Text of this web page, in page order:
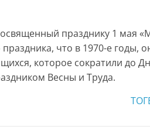
празднику 1 мая
что в 1970-е годы,
которое сократили до
Весны и Труда.